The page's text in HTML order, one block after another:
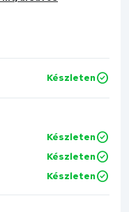
Készleten
Készleten
Készleten
Készleten